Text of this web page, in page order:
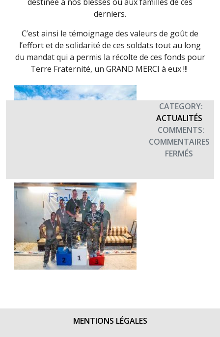
derniers.
C’est ainsi le témoignage des valeurs de goût de
l’effort et de solidarité de ces soldats tout au long
du mandat qui a permis la récolte de ces fonds pour
Terre Fraternité, un GRAND MERCI à eux !!!
CATEGORY:
ACTUALITÉS
COMMENTS:
COMMENTAIRES
FERMÉS
AUX
MENTIONS LÉGALES